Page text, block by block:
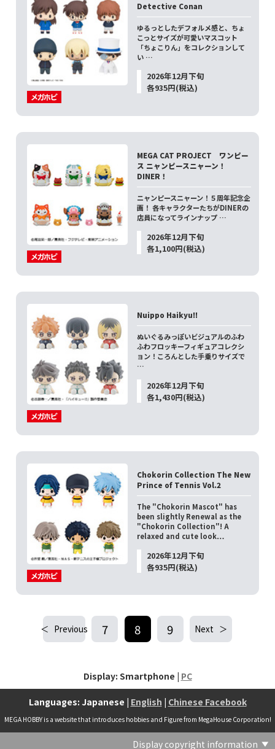
Detective Conan
ゆるっとしたデフォルメ感と、ちょ
こっとサイズが可愛いマスコット
「ちょこりん」をコレクションして
い …
2026年12月下旬
各935円(税込)
MEGA CAT PROJECT ワンピー
ス ニャンピースニャーン！
DINER！
ニャンピースニャーン！５周年記念企
画！ 各キャラクターたちがDINERの
店員になってラインナップ …
2026年12月下旬
各1,100円(税込)
Nuippo Haikyu!!
ぬいぐるみっぽいビジュアルのふわ
ふわフロッキーフィギュアコレクシ
ョン！ころんとした手乗りサイズで
…
2026年12月下旬
各1,430円(税込)
Chokorin Collection The New
Prince of Tennis Vol.2
The "Chokorin Mascot" has
been slightly Renewal as the
"Chokorin Collection"! A
relaxed and cute look…
2026年12月下旬
各935円(税込)
Previous 7 8 9 Next
Display: Smartphone | PC
Languages: Japanese | English | Chinese Facebook
MEGA HOBBY is a website that introduces hobbies and Figure from MegaHouse Corporation!
Display copyright information